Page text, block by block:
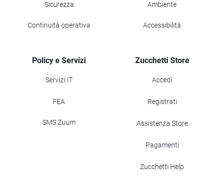
Sicurezza
Continuità operativa
Ambiente
Accessibilità
Policy e Servizi
Servizi IT
FEA
SMS Zuum
Zucchetti Store
Accedi
Registrati
Assistenza Store
Pagamenti
Zucchetti Help